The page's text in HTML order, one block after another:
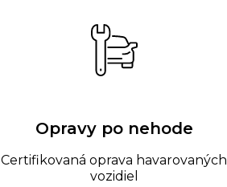
Opravy po nehode
Certifikovaná oprava havarovaných
vozidiel